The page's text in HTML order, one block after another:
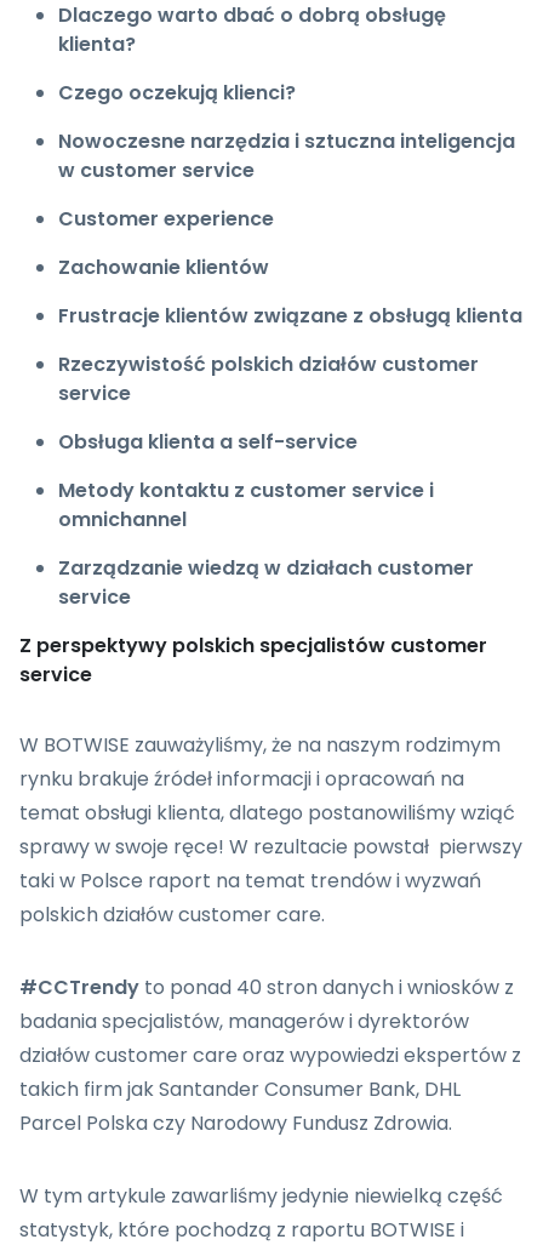
Dlaczego warto dbać o dobrą obsługę
klienta?
Czego oczekują klienci?
Nowoczesne narzędzia i sztuczna inteligencja
w customer service
Customer experience
Zachowanie klientów
Frustracje klientów związane z obsługą klienta
Rzeczywistość polskich działów customer
service
Obsługa klienta a self-service
Metody kontaktu z customer service i
omnichannel
Zarządzanie wiedzą w działach customer
service
Z perspektywy polskich specjalistów customer
service
W BOTWISE zauważyliśmy, że na naszym rodzimym
rynku brakuje źródeł informacji i opracowań na
temat obsługi klienta, dlatego postanowiliśmy wziąć
sprawy w swoje ręce! W rezultacie powstał pierwszy
taki w Polsce raport na temat trendów i wyzwań
polskich działów customer care.
#CCTrendy to ponad 40 stron danych i wniosków z
badania specjalistów, managerów i dyrektorów
działów customer care oraz wypowiedzi ekspertów z
takich firm jak Santander Consumer Bank, DHL
Parcel Polska czy Narodowy Fundusz Zdrowia.
W tym artykule zawarliśmy jedynie niewielką część
statystyk, które pochodzą z raportu BOTWISE i